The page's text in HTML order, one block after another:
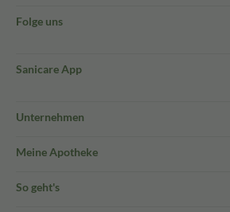
Folge uns
Sanicare App
Unternehmen
Meine Apotheke
So geht's